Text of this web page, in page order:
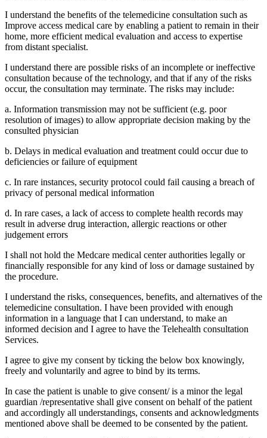
I understand the benefits of the telemedicine consultation such as
Improve access medical care by enabling a patient to remain in their
home, more efficient medical evaluation and access to expertise
from distant specialist.
I understand there are possible risks of an incomplete or ineffective
consultation because of the technology, and that if any of the risks
occur, the consultation may terminate. The risks may include:
a. Information transmission may not be sufficient (e.g. poor
resolution of images) to allow appropriate decision making by the
consulted physician
b. Delays in medical evaluation and treatment could occur due to
deficiencies or failure of equipment
c. In rare instances, security protocol could fail causing a breach of
privacy of personal medical information
d. In rare cases, a lack of access to complete health records may
result in adverse drug interaction, allergic reactions or other
judgement errors
I shall not hold the Medcare medical center authorities legally or
financially responsible for any kind of loss or damage sustained by
the procedure.
I understand the risks, consequences, benefits, and alternatives of the
telemedicine consultation. I have been provided with enough
information in a language that I can understand, to make an
informed decision and I agree to have the Telehealth consultation
Services.
I agree to give my consent by ticking the below box knowingly,
freely and voluntarily and agree to bind by its terms.
In case the patient is unable to give consent/ is a minor the legal
guardian /representative shall give consent on behalf of the patient
and accordingly all understandings, consents and acknowledgments
mentioned above shall be deemed to be consented by the patient.